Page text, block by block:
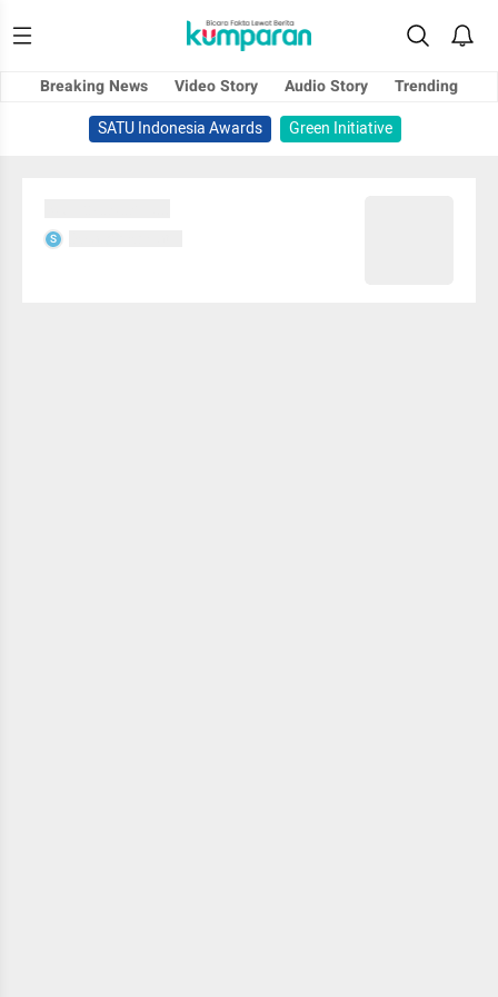
Breaking News Video Story Audio Story
Trending
SATU Indonesia Awards
Green Initiative
S